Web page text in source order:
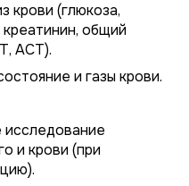
крови (глюкоза,
общий
АСТ).
и газы крови.
исследование
и крови (при